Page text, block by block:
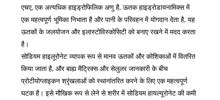
एचए, एक अत्यधिक हाइड्रोफिलिक अणु है, ऊतक हाइड्रोडायनामिक्स में
एक महत्वपूर्ण भूमिका निभाता है और पानी के परिवहन में योगदान देता है, यह
ऊतकों के जलयोजन और इलास्टोविस्कोसिटी को बनाए रखने में मदद करता
है।
सोडियम हाइलूरोनेट व्यापक रूप से मानव ऊतकों और कोशिकाओं में वितरित
किया जाता है, और बाह्य मैट्रिक्स और सेलुलर जानकारी के बीच
प्रोटीयोग्लाइकन श्रृंखलाओं को स्थानांतरित करने के लिए एक महत्वपूर्ण
घटक है। इसे मौखिक रूप से लेने से शरीर में सोडियम हायल्यूरोनेट की कमी